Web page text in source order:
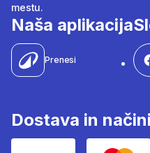
mestu.
Naša aplikacija
Prenesi
Dostava in